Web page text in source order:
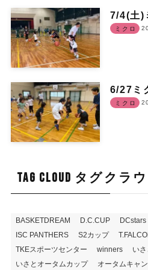
7/4(土)
ミクロ
6/27ミ
ミクロ
TAG CLOUD タグクラ
BASKETDREAM D.C.CUP DCstars
ISC PANTHERS
S2カップ
TKEスポーツセンター
winners
い
いさとオータムカップ
オータムキャ